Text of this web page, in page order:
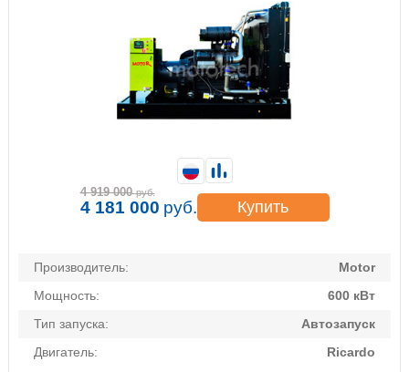
Производитель:
Motor
Мощность:
600 кВт
Тип запуска:
Автозапуск
Двигатель:
Ricardo
4 919 000 руб.
4 181 000 руб. Купить